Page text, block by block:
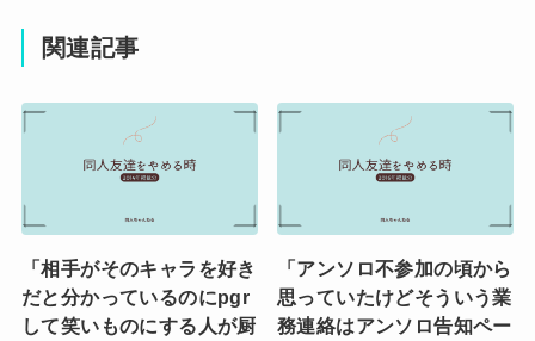
関連記事
「相手がそのキャラを好き
だと分かっているのにpgr
して笑いものにする人が厨
「アンソロ不参加の頃から
思っていたけどそういう業
務連絡はアンソロ告知ペー